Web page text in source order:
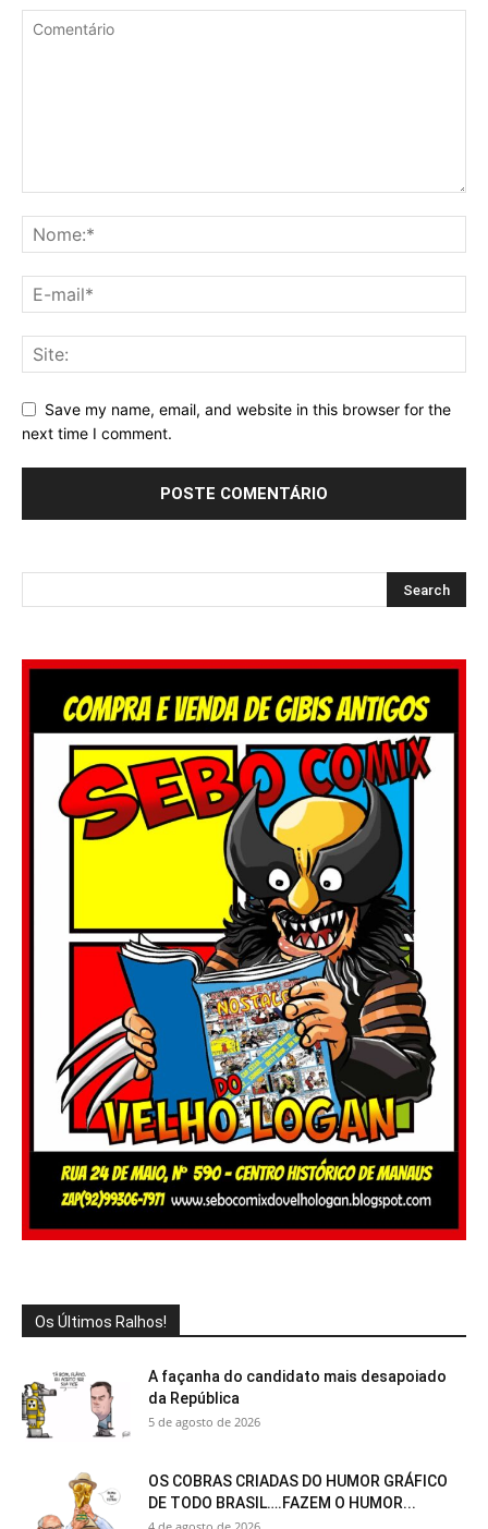
Save my name, email, and website in this browser for the
next time I comment.
Os Últimos Ralhos!
A façanha do candidato mais desapoiado
da República
5 de agosto de 2026
OS COBRAS CRIADAS DO HUMOR GRÁFICO
DE TODO BRASIL….FAZEM O HUMOR...